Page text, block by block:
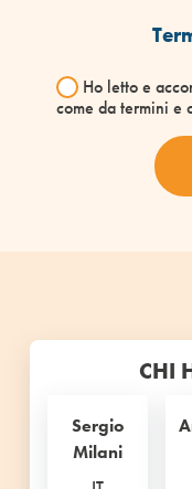
Ho letto e acconsento al trattamento dei miei dati
come da termini e
CHI
Sergio
Milani